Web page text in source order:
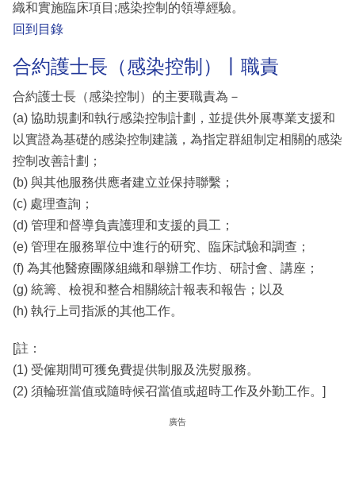
織和實施臨床項目;感染控制的領導經驗。
回到目錄
合約護士長（感染控制）丨職責
合約護士長（感染控制）的主要職責為－
(a) 協助規劃和執行感染控制計劃，並提供外展專業支援和
以實證為基礎的感染控制建議，為指定群組制定相關的感染
控制改善計劃；
(b) 與其他服務供應者建立並保持聯繫；
(c) 處理查詢；
(d) 管理和督導負責護理和支援的員工；
(e) 管理在服務單位中進行的研究、臨床試驗和調查；
(f) 為其他醫療團隊組織和舉辦工作坊、研討會、講座；
(g) 統籌、檢視和整合相關統計報表和報告；以及
(h) 執行上司指派的其他工作。
[註：
(1) 受僱期間可獲免費提供制服及洗熨服務。
(2) 須輪班當值或隨時候召當值或超時工作及外勤工作。]
廣告